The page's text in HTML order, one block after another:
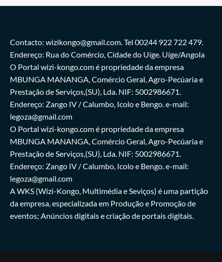
Contacto: wizikongo@gmail.com. Tel 00244 922 722 479.
Endereço: Rua do Comércio, Cidade do Uíge. Uíge/Angola
O Portal wizi-kongo.com é propriedade da empresa
MBUNGA MANANGA, Comércio Geral, Agro-Pecúaria e
Prestação de Serviços,(SU), Lda. NIF: 5002986671.
Endereço: Zango IV / Calumbo, Icolo e Bengo. e-mail:
legoza@gmail.com
O Portal wizi-kongo.com é propriedade da empresa
MBUNGA MANANGA, Comércio Geral, Agro-Pecúaria e
Prestação de Serviços,(SU), Lda. NIF: 5002986671.
Endereço: Zango IV / Calumbo, Icolo e Bengo. e-mail:
legoza@gmail.com
A WKS (Wizi-Kongo, Multimédia e Seviços) é uma partição
da empresa, especializada em Produção e Promoção de
eventos; Anúncios digitais e criação de portais digitais.